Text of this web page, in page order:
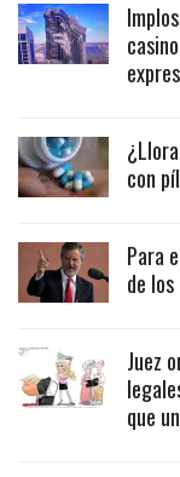
con
Para
de
Juez
que